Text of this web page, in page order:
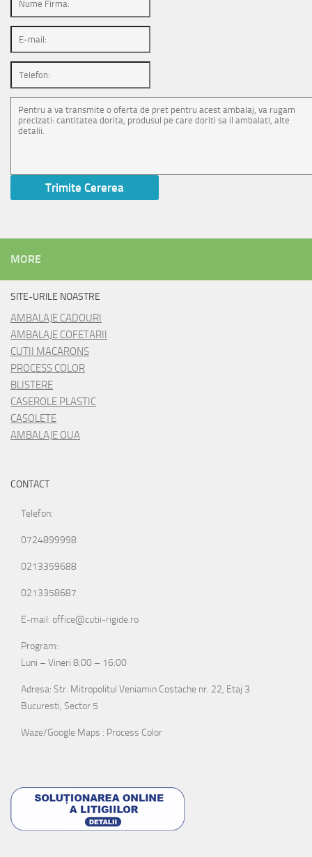
MORE
SITE-URILE NOASTRE
AMBALAJE CADOURI
AMBALAJE COFETARII
CUTII MACARONS
PROCESS COLOR
BLISTERE
CASEROLE PLASTIC
CASOLETE
AMBALAJE OUA
CONTACT
Telefon:
0724899998
0213359688
0213358687
E-mail: office@cutii-rigide.ro
Program:
Luni – Vineri 8:00 – 16:00
Adresa: Str. Mitropolitul Veniamin Costache nr. 22, Etaj 3
Bucuresti, Sector 5
Waze/Google Maps : Process Color